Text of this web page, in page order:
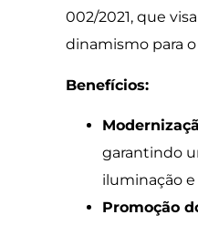
002/2021, que
dinamismo para
Benefícios:
garantindo
iluminação
Promoção